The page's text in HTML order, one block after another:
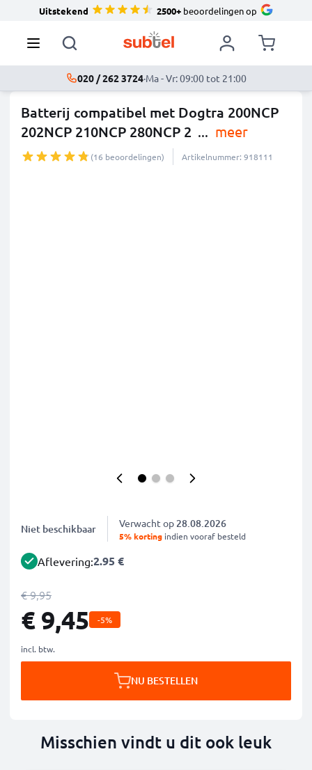
Uitstekend 2500+beoordelingen op
020 / 262 3724·Ma - Vr: 09:00 tot 21:00
Batterij compatibel met Dogtra 200NCP
202NCP 210NCP 280NCP 2 ... meer
(16 beoordelingen) Artikelnummer: 918111
Niet beschikbaar Verwacht op 28.08.2026
5% korting indien vooraf besteld
Aflevering:2.95 €
€ 9,95
€ 9,45 -5%
incl. btw.
NU BESTELLEN
Misschien vindt u dit ook leuk